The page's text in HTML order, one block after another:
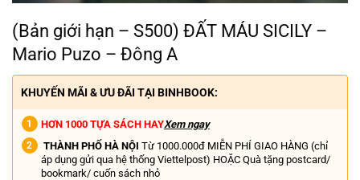
(Bản giới hạn – S500) ĐẤT MÁU SICILY –
Mario Puzo – Đông A
KHUYẾN MÃI & ƯU ĐÃI TẠI BINHBOOK:
HƠN 1000 TỰA SÁCH HAYXem ngay
THÀNH PHỐ HÀ NỘI Từ 1000.000đ MIỄN PHÍ GIAO HÀNG (chỉ
áp dụng gửi qua hệ thống Viettelpost) HOẶC Quà tặng postcard/
bookmark/ cuốn sách nhỏ